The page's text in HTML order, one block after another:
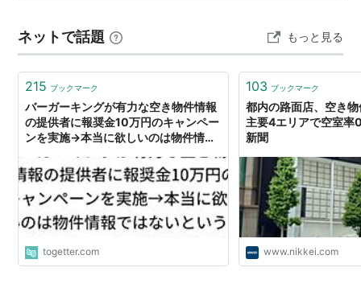
ネットで話題 もっと見る
215 ブックマーク
バーガーキングが有力な空き物件情報
の提供者に報奨金10万円のキャンペー
ンを実施→本当に欲しいのは物件情報
声が集まる
togetter.com
103 ブックマーク
都内の路面店、空き
主要4エリアで空室率
新聞
www.nikkei.com